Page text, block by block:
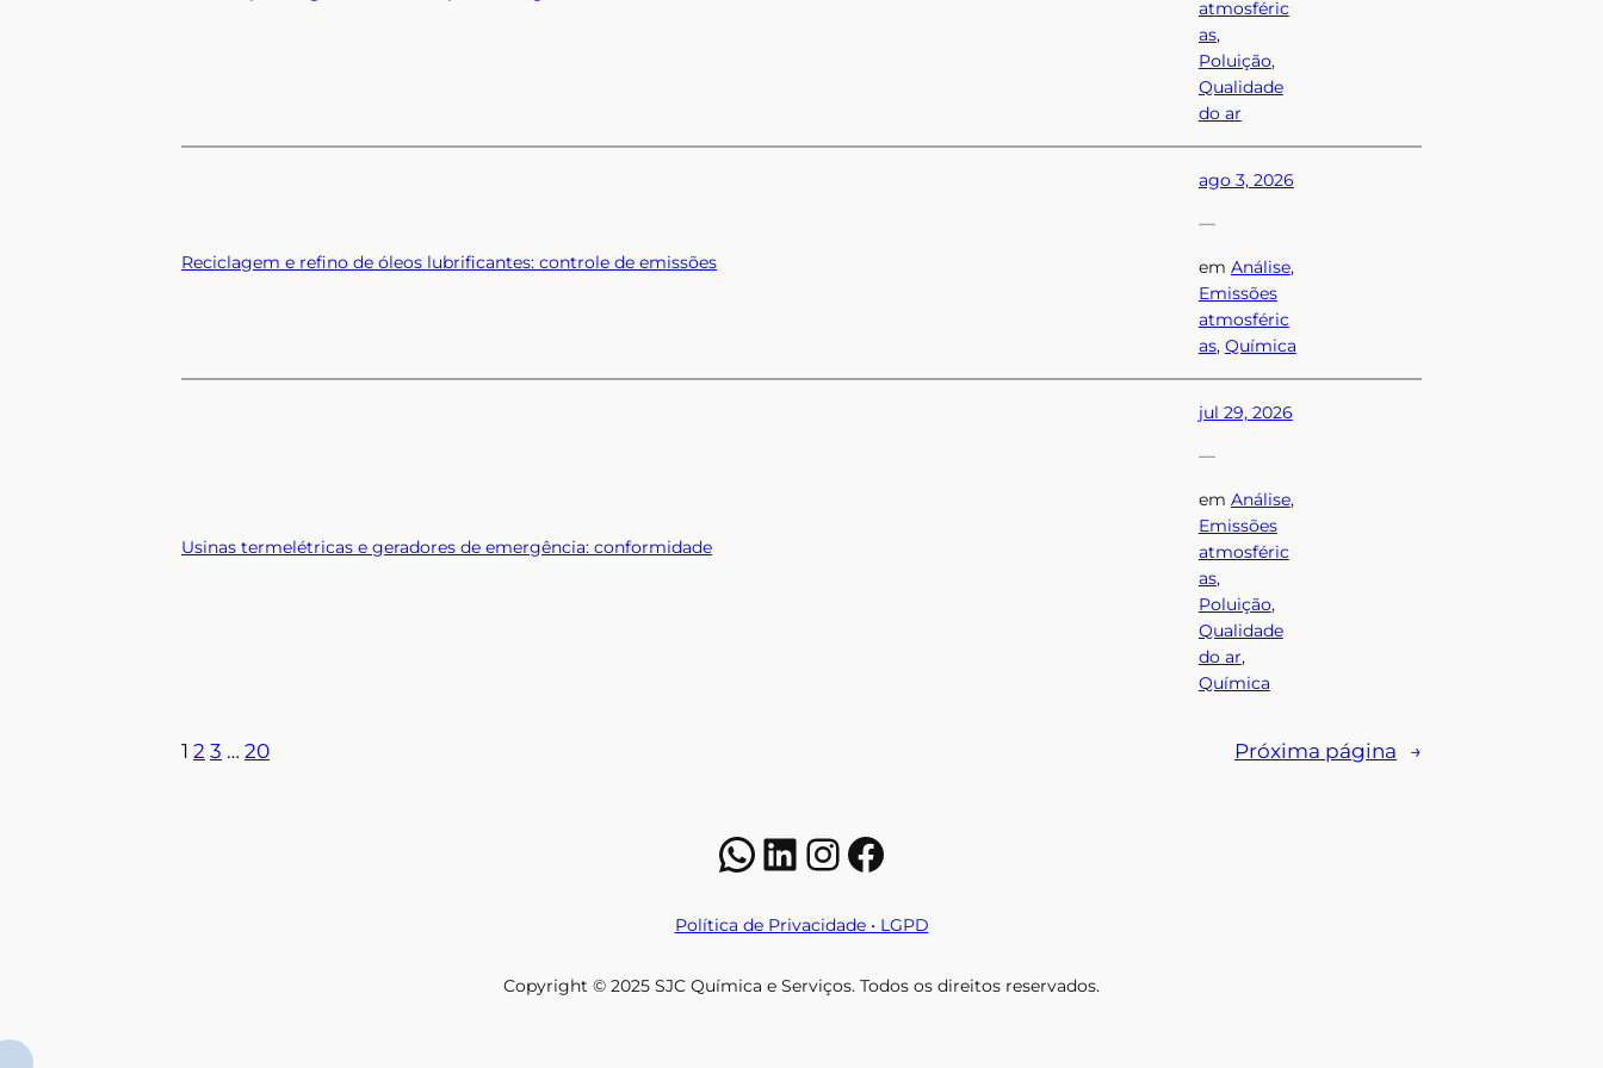
atmosféric
as,
Poluição,
Qualidade
do ar
Reciclagem e refino de óleos lubrificantes: controle de emissões
ago 3, 2026
—
em Análise,
Emissões
atmosféric
as, Química
Usinas termelétricas e geradores de emergência: conformidade
jul 29, 2026
—
em Análise
Emissões
atmosféric
as
Poluição
Qualidade
do ar
Química
1 2 3 … 20 Próxima página →
WhatsApp
LinkedIn
Instagram
Facebook
Política de Privacidade • LGPD
Copyright © 2025 SJC Química e Serviços. Todos os direitos reservados.